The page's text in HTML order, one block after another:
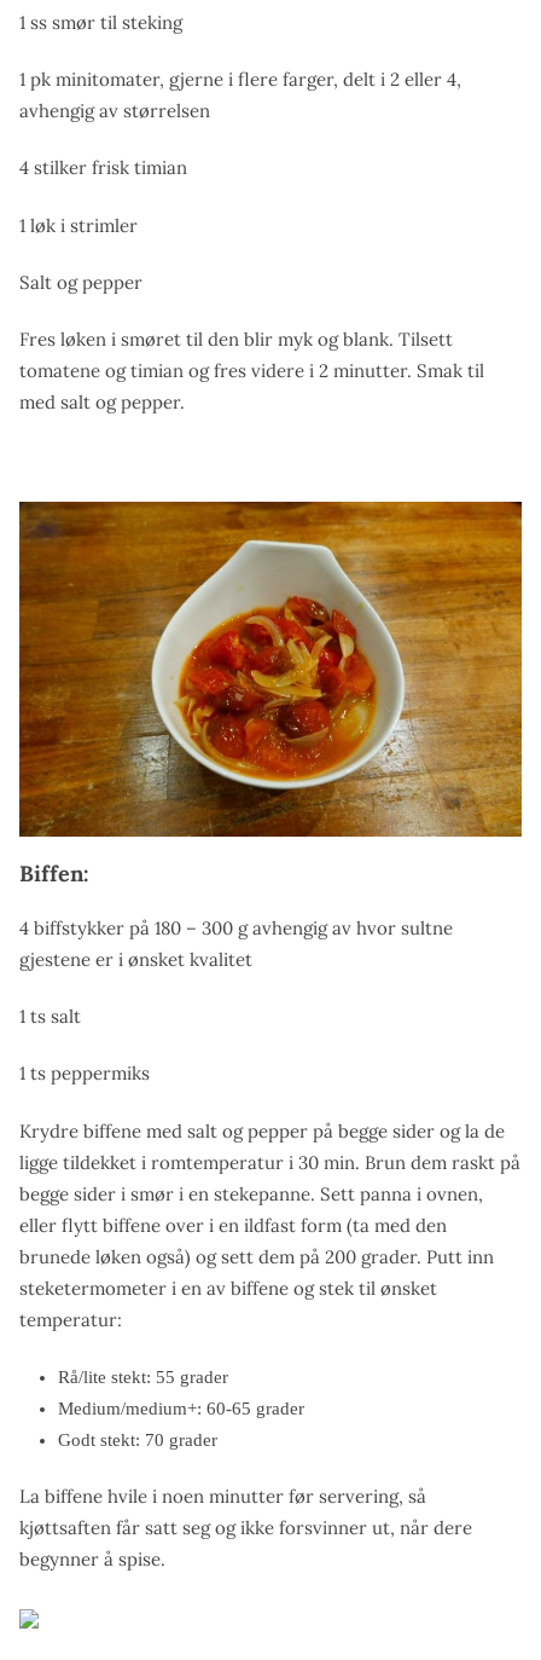
1 ss smør til steking
1 pk minitomater, gjerne i flere farger, delt i 2 eller 4,
avhengig av størrelsen
4 stilker frisk timian
1 løk i strimler
Salt og pepper
Fres løken i smøret til den blir myk og blank. Tilsett
tomatene og timian og fres videre i 2 minutter. Smak til
med salt og pepper.
Biffen:
4 biffstykker på 180 – 300 g avhengig av hvor sultne
gjestene er i ønsket kvalitet
1 ts salt
1 ts peppermiks
Krydre biffene med salt og pepper på begge sider og la de
ligge tildekket i romtemperatur i 30 min. Brun dem raskt på
begge sider i smør i en stekepanne. Sett panna i ovnen,
eller flytt biffene over i en ildfast form (ta med den
brunede løken også) og sett dem på 200 grader. Putt inn
steketermometer i en av biffene og stek til ønsket
temperatur:
Rå/lite stekt: 55 grader
Medium/medium+: 60-65 grader
Godt stekt: 70 grader
La biffene hvile i noen minutter før servering, så
kjøttsaften får satt seg og ikke forsvinner ut, når dere
begynner å spise.